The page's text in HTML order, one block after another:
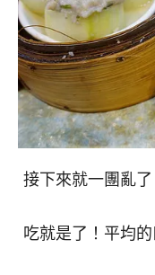
接下來就一團亂
吃就是了！平均